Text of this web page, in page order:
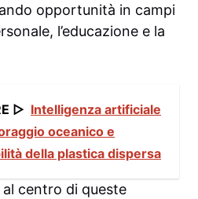
opportunità in campi
l’educazione e la
▷ Intelligenza artificiale
oceanico e
della plastica dispersa
al centro di queste